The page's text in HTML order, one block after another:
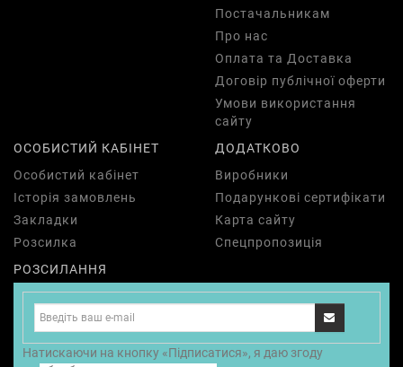
Постачальникам
Про нас
Оплата та Доставка
Договір публічної оферти
Умови використання
сайту
ОСОБИСТИЙ КАБІНЕТ
Особистий кабінет
Історія замовлень
Закладки
Розсилка
ДОДАТКОВО
Виробники
Подарункові сертифікати
Карта сайту
Спецпропозиція
РОЗСИЛАННЯ
Натискаючи на кнопку «Підписатися», я даю згоду